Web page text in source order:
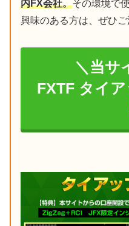
内FX会社。その環境で
興味のある方は、ぜひご
＼当サ
FXTF タイ